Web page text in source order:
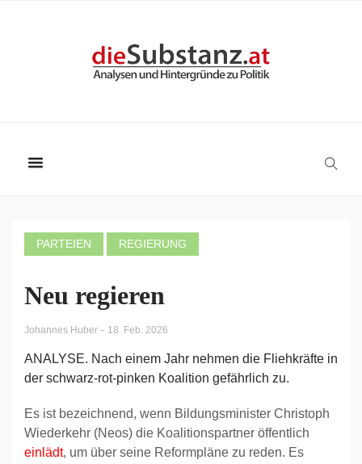
PARTEIEN REGIERUNG
Neu regieren
Johannes Huber - 18. Feb. 2026
ANALYSE. Nach einem Jahr nehmen die Fliehkräfte in
der schwarz-rot-pinken Koalition gefährlich zu.
Es ist bezeichnend, wenn Bildungsminister Christoph
Wiederkehr (Neos) die Koalitionspartner öffentlich
einlädt, um über seine Reformpläne zu reden. Es